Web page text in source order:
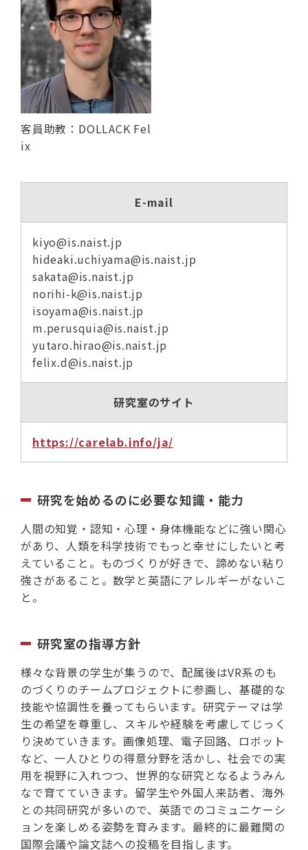
客員助教：DOLLACK Fel
ix
E-mail
kiyo@is.naist.jp
hideaki.uchiyama@is.naist.jp
sakata@is.naist.jp
norihi-k@is.naist.jp
isoyama@is.naist.jp
m.perusquia@is.naist.jp
yutaro.hirao@is.naist.jp
felix.d@is.naist.jp
研究室のサイト
https://carelab.info/ja/
研究を始めるのに必要な知識・能力
人間の知覚・認知・心理・身体機能などに強い関心
があり、人類を科学技術でもっと幸せにしたいと考
えていること。ものづくりが好きで、諦めない粘り
強さがあること。数学と英語にアレルギーがないこ
と。
研究室の指導方針
様々な背景の学生が集うので、配属後はVR系のも
のづくりのチームプロジェクトに参画し、基礎的な
技能や協調性を養ってもらいます。研究テーマは学
生の希望を尊重し、スキルや経験を考慮してじっく
り決めていきます。画像処理、電子回路、ロボット
など、一人ひとりの得意分野を活かし、社会での実
用を視野に入れつつ、世界的な研究となるようみん
なで育てていきます。留学生や外国人来訪者、海外
との共同研究が多いので、英語でのコミュニケーシ
ョンを楽しめる姿勢を育みます。最終的に最難関の
国際会議や論文誌への投稿を目指します。